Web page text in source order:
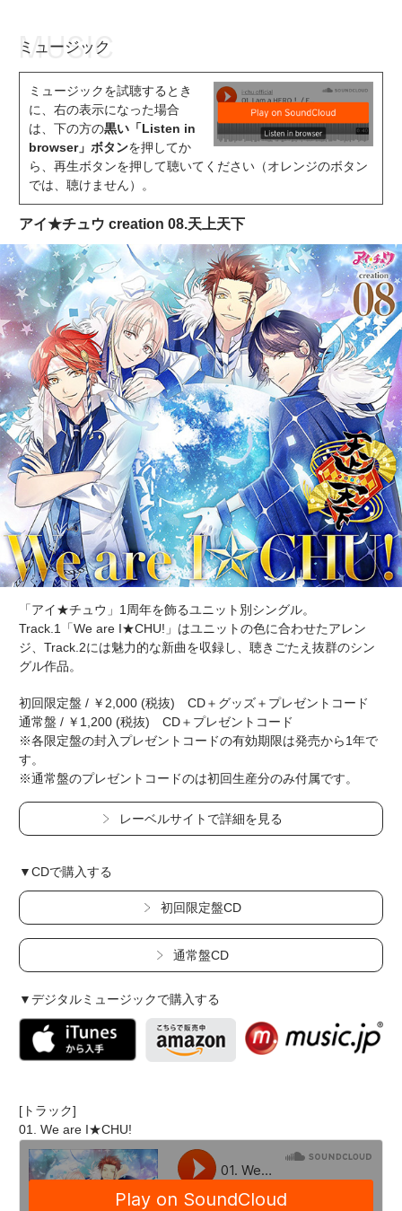
アイ★チュウとは
ユニット&キャラクター
アプリゲーム
イベント・キャンペーン
ミュージック
グッズ・本
ギャラリー
お知らせ
アイ★チュウとは
ユニット&キャラクター
アプリゲーム
イベント・キャンペーン
ミュージック
グッズ・本
ギャラリー
ミュージック
ミュージックを試聴するとき
に、右の表示になった場合
は、下の方の黒い「Listen in
browser」ボタンを押してか
ら、再生ボタンを押して聴いてください（オレンジのボタン
では、聴けません）。
アイ★チュウ creation 08.天上天下
「アイ★チュウ」1周年を飾るユニット別シングル。
Track.1「We are I★CHU!」はユニットの色に合わせたアレン
ジ、Track.2には魅力的な新曲を収録し、聴きごたえ抜群のシン
グル作品。
初回限定盤 / ￥2,000 (税抜) CD＋グッズ＋プレゼントコード
通常盤 / ￥1,200 (税抜) CD＋プレゼントコード
※各限定盤の封入プレゼントコードの有効期限は発売から1年で
す。
※通常盤のプレゼントコードのは初回生産分のみ付属です。
レーベルサイトで詳細を見る
▼CDで購入する
初回限定盤CD
通常盤CD
▼デジタルミュージックで購入する
[トラック]
01. We are I★CHU!